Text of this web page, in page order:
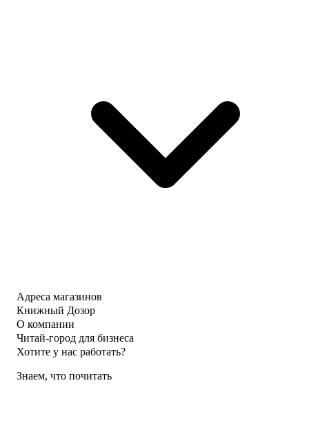
Адреса магазинов
Книжный Дозор
О компании
Читай-город для бизнеса
Хотите у нас работать?
Знаем, что почитать